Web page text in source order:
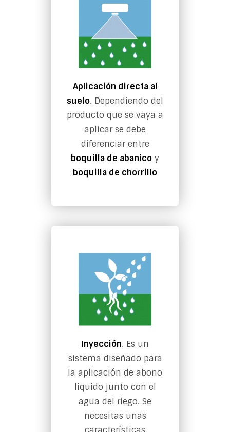
Aplicación directa al
suelo. Dependiendo del
producto que se vaya a
aplicar se debe
diferenciar entre
boquilla de abanico y
boquilla de chorrillo
Inyección. Es un
sistema diseñado para
la aplicación de abono
líquido junto con el
agua del riego. Se
necesitas unas